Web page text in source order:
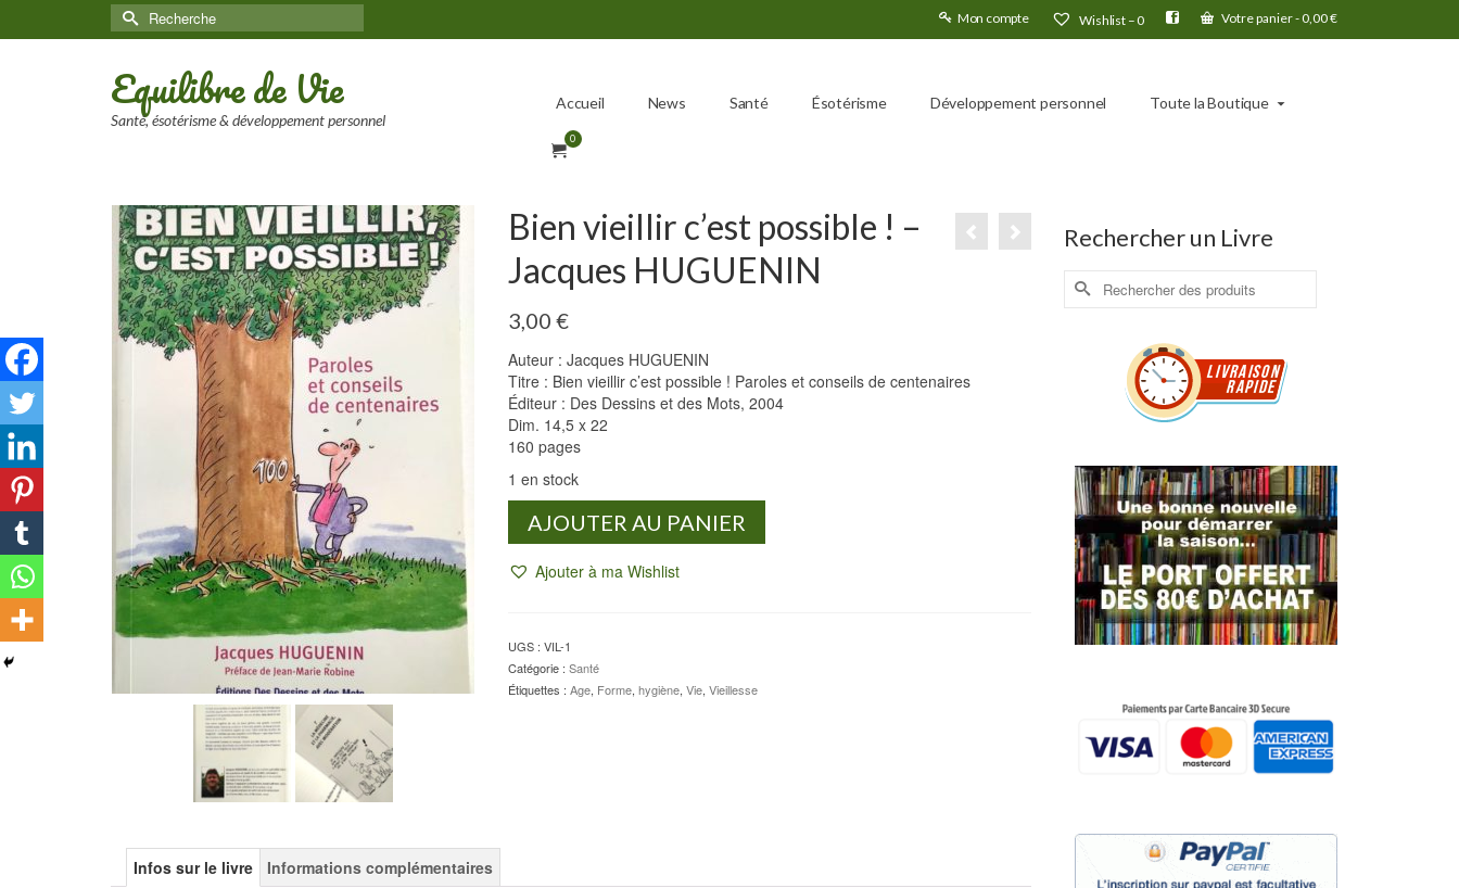
Mon compte Wishlist –0 Votre panier-0,00€
Rechercher :
Equilibre de Vie
Santé, ésotérisme & développement personnel
Accueil News Santé Ésotérisme Développement personnel Toute la Boutique
0
Bien vieillir c’est possible ! –
Jacques HUGUENIN
3,00 €
Auteur : Jacques HUGUENIN
Titre : Bien vieillir c’est possible ! Paroles et conseils de centenaires
Éditeur : Des Dessins et des Mots, 2004
Dim. 14,5 x 22
160 pages
1 en stock
vieillir
!
-
Jacques
AJOUTER AU PANIER
Ajouter à ma Wishlist
UGS : VIL-1
Catégorie : Santé
Étiquettes : Age, Forme, hygiène, Vie, Vieillesse
Infos sur le livre Informations complémentaires
Rechercher un Livre
Rechercher :